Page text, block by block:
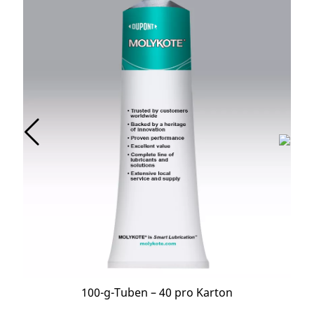
100-g-Tuben – 40 pro Karton